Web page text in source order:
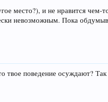
место?), и не нравится чем-
невозможным. Пока
поведение осуждают? Так